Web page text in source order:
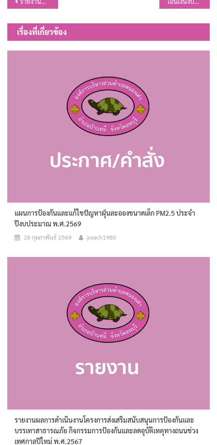
เรื่อง
เรื่องที่เกี่ยวข้อง
แผนการป้องกันและแก้ไขปัญหาฝุ่นละอองขนาดเล็ก PM2.5 ประจำ
ปีงบประมาณ พ.ศ.2569
28 กุมภาพันธ์ 2569 peach1980
รายงานผลการดำเนินงานโครงการส่งเสริมสนับสนุนการป้องกันและ
บรรเทาสาธารณภัย กิจกรรมการป้องกันและลดอุบัติเหตุทางถนนช่วง
เทศกาลปีใหม่ พ.ศ.2567